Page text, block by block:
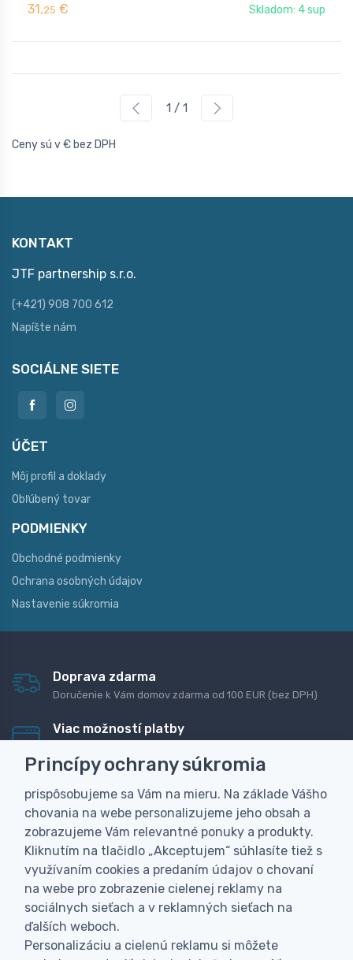
31,25 € Skladom: 4 sup
1 / 1
Ceny sú v € bez DPH
KONTAKT
JTF partnership s.r.o.
(+421) 908 700 612
Napíšte nám
SOCIÁLNE SIETE
ÚČET
Môj profil a doklady
Obľúbený tovar
PODMIENKY
Obchodné podmienky
Ochrana osobných údajov
Nastavenie súkromia
Doprava zdarma
Doručenie k Vám domov zdarma od 100 EUR (bez DPH)
Viac možností platby
dobierku
Personalizácia
Vyrobíme Vám vlastný originálny darček
Skúsenosť
Široký sortiment, z ktorého Vám pomôžeme vybrať
Princípy ochrany súkromia
prispôsobujeme sa Vám na mieru. Na základe Vášho
chovania na webe personalizujeme jeho obsah a
zobrazujeme Vám relevantné ponuky a produkty.
Kliknutím na tlačidlo „Akceptujem“ súhlasíte tiež s
využívaním cookies a predaním údajov o chovaní
na webe pro zobrazenie cielenej reklamy na
sociálnych sieťach a v reklamných sieťach na
ďalších weboch.
Personalizáciu a cielenú reklamu si môžete